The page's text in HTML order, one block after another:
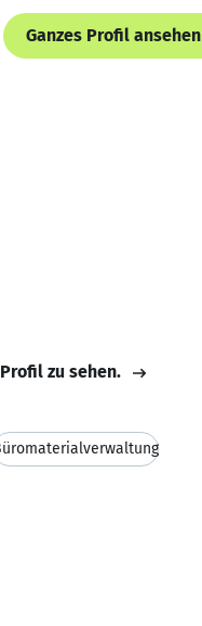
Ganzes Profil ansehen
zu sehen.